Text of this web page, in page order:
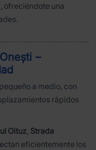
ofreciéndote una
–
a medio, con
rápidos
Oituz, Strada
eficientemente los